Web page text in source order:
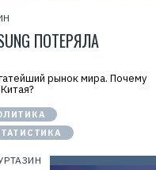
ПОТЕРЯЛА
рынок мира. Почему